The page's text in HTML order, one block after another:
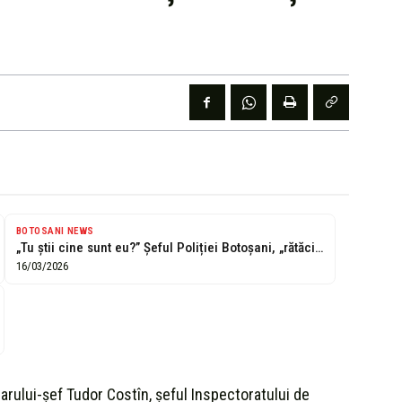
BOTOSANI NEWS
„Tu știi cine sunt eu?” Șeful Poliției Botoșani, „rătăcit” în alt județ....
16/03/2026
șef Tudor Costîn, șeful Inspectoratului de